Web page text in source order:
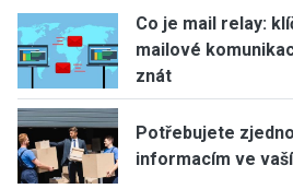
Co je mail relay:
mailové
znát
Potřebujete
informacím ve